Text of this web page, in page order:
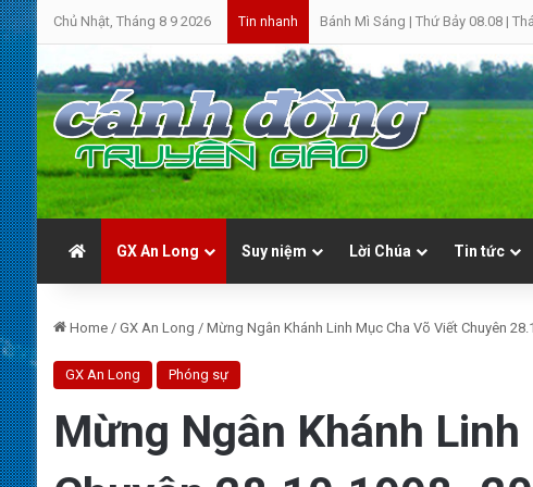
Chủ Nhật, Tháng 8 9 2026 Tin nhanh Bánh Mì Sáng | Thứ Bảy 08.08 |
GX An Long Suy niệm Lời Chúa Tin tức
Home / GX An Long / Mừng Ngân Khánh Linh Mục Cha Võ Viết Chuyên
GX An Long Phóng sự
Mừng Ngân Khánh